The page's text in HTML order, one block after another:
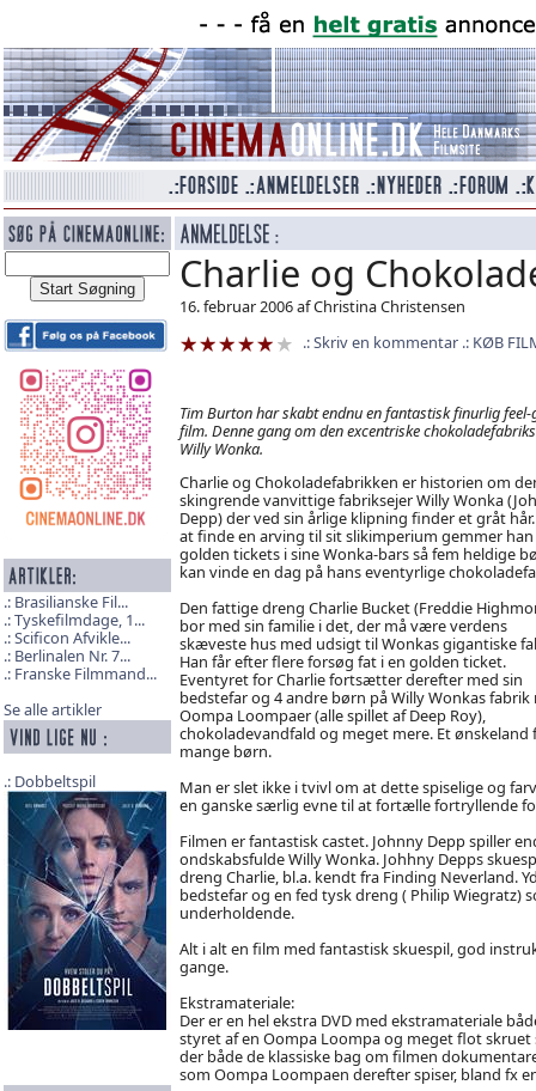
Brasilianske Fil...
Tyskefilmdage, 1...
Scificon Afvikle...
Berlinalen Nr. 7...
Franske Filmmand...
Se alle artikler
Dobbeltspil
Charlie og
16. februar 2006 af Christina Christensen
Skriv en kommentar
KØB
Tim Burton har skabt endnu en fantastisk finurlig feel-
film. Denne gang om den excentriske
Willy Wonka.
Charlie og Chokoladefabrikken er historien om
skingrende vanvittige fabriksejer Willy Wonka
Depp) der ved sin årlige klipning finder et gråt
at finde en arving til sit slikimperium gemmer
golden tickets i sine Wonka-bars så fem heldige
kan vinde en dag på hans eventyrlige
Den fattige dreng Charlie Bucket (Freddie
bor med sin familie i det, der må være verdens
skæveste hus med udsigt til Wonkas gigantiske
Han får efter flere forsøg fat i en golden ticket.
Eventyret for Charlie fortsætter derefter med sin
bedstefar og 4 andre børn på Willy Wonkas fabrik
Oompa Loompaer (alle spillet af Deep Roy),
chokoladevandfald og meget mere. Et ønskeland
mange børn.
Man er slet ikke i tvivl om at dette spiselige og
en ganske særlig evne til at fortælle fortryllende
Filmen er fantastisk castet. Johnny Depp spiller
ondskabsfulde Willy Wonka. Johhny Depps
dreng Charlie, bl.a. kendt fra Finding Neverland.
bedstefar og en fed tysk dreng ( Philip Wiegratz)
underholdende.
Alt i alt en film med fantastisk skuespil, god
gange.
Ekstramateriale:
Der er en hel ekstra DVD med ekstramateriale
styret af en Oompa Loompa og meget flot
der både de klassiske bag om filmen
som Oompa Loompaen derefter spiser, bland fx